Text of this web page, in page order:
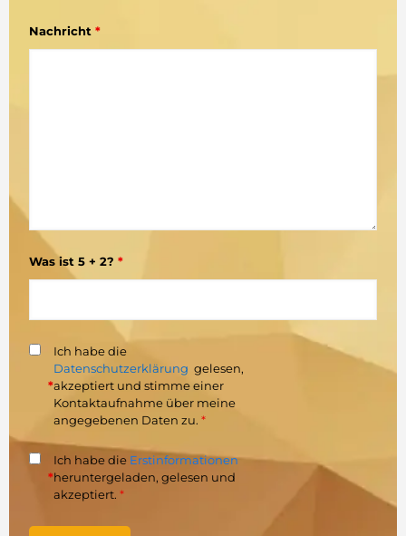
Nachricht *
Was ist 5 + 2? *
*
Ich habe die
Datenschutzerklärung gelesen,
akzeptiert und stimme einer
Kontaktaufnahme über meine
angegebenen Daten zu. *
*
Ich habe die Erstinformationen
heruntergeladen, gelesen und
akzeptiert. *